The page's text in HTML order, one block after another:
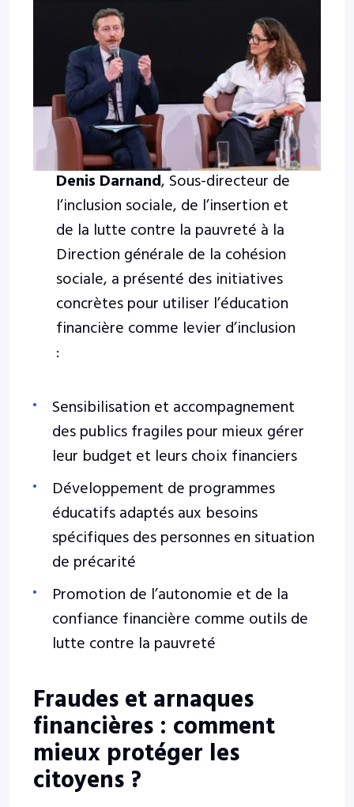
Denis Darnand, Sous-directeur de
l’inclusion sociale, de l’insertion et
de la lutte contre la pauvreté à la
Direction générale de la cohésion
sociale, a présenté des initiatives
concrètes pour utiliser l’éducation
financière comme levier d’inclusion
:
Sensibilisation et accompagnement
des publics fragiles pour mieux gérer
leur budget et leurs choix financiers
Développement de programmes
éducatifs adaptés aux besoins
spécifiques des personnes en situation
de précarité
Promotion de l’autonomie et de la
confiance financière comme outils de
lutte contre la pauvreté
Fraudes et arnaques
financières : comment
mieux protéger les
citoyens ?